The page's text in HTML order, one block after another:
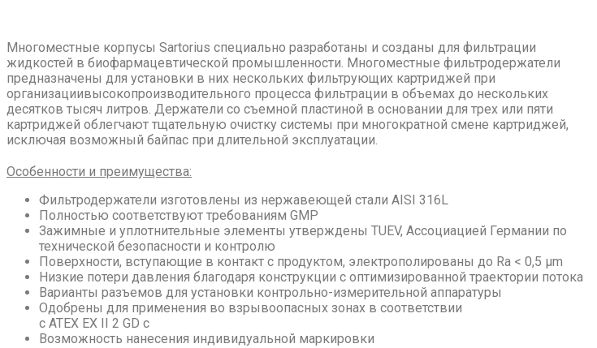
Многоместные корпусы Sartorius специально разработаны и созданы для фильтрации
жидкостей в биофармацевтической промышленности. Многоместные фильтродержатели
предназначены для установки в них нескольких фильтрующих картриджей при
организациивысокопроизводительного процесса фильтрации в объемах до нескольких
десятков тысяч литров. Держатели со съемной пластиной в основании для трех или пяти
картриджей облегчают тщательную очистку системы при многократной смене картриджей,
исключая возможный байпас при длительной эксплуатации.
Особенности и преимущества:
Фильтродержатели изготовлены из нержавеющей стали AISI 316L
Полностью соответствуют требованиям GMP
Зажимные и уплотнительные элементы утверждены TUEV, Ассоциацией Германии по
технической безопасности и контролю
Поверхности, вступающие в контакт с продуктом, электрополированы до Ra < 0,5 µm
Низкие потери давления благодаря конструкции с оптимизированной траектории потока
Варианты разъемов для установки контрольно-измерительной аппаратуры
Одобрены для применения во взрывоопасных зонах в соответствии
с ATEX EX II 2 GD с
Возможность нанесения индивидуальной маркировки